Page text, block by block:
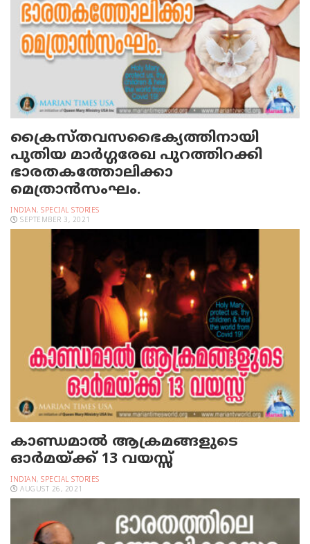
ക്രൈസ്തവസഭൈക്യത്തിനായി
പുതിയ മാർഗ്ഗരേഖ പുറത്തിറക്കി
ഭാരതകത്തോലിക്കാ
മെത്രാൻസംഘം.
INDIAN, SPECIAL STORIES
SEPTEMBER 3, 2021
കാണ്ഡമാല്‍ ആക്രമങ്ങളുടെ
ഓര്‍മയ്ക്ക് 13 വയസ്സ്‌
INDIAN, SPECIAL STORIES
AUGUST 26, 2021